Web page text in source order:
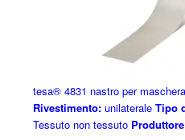
tesa® 4831 nastro per
Rivestimento:unilaterale Tipo
Tessuto non tessuto